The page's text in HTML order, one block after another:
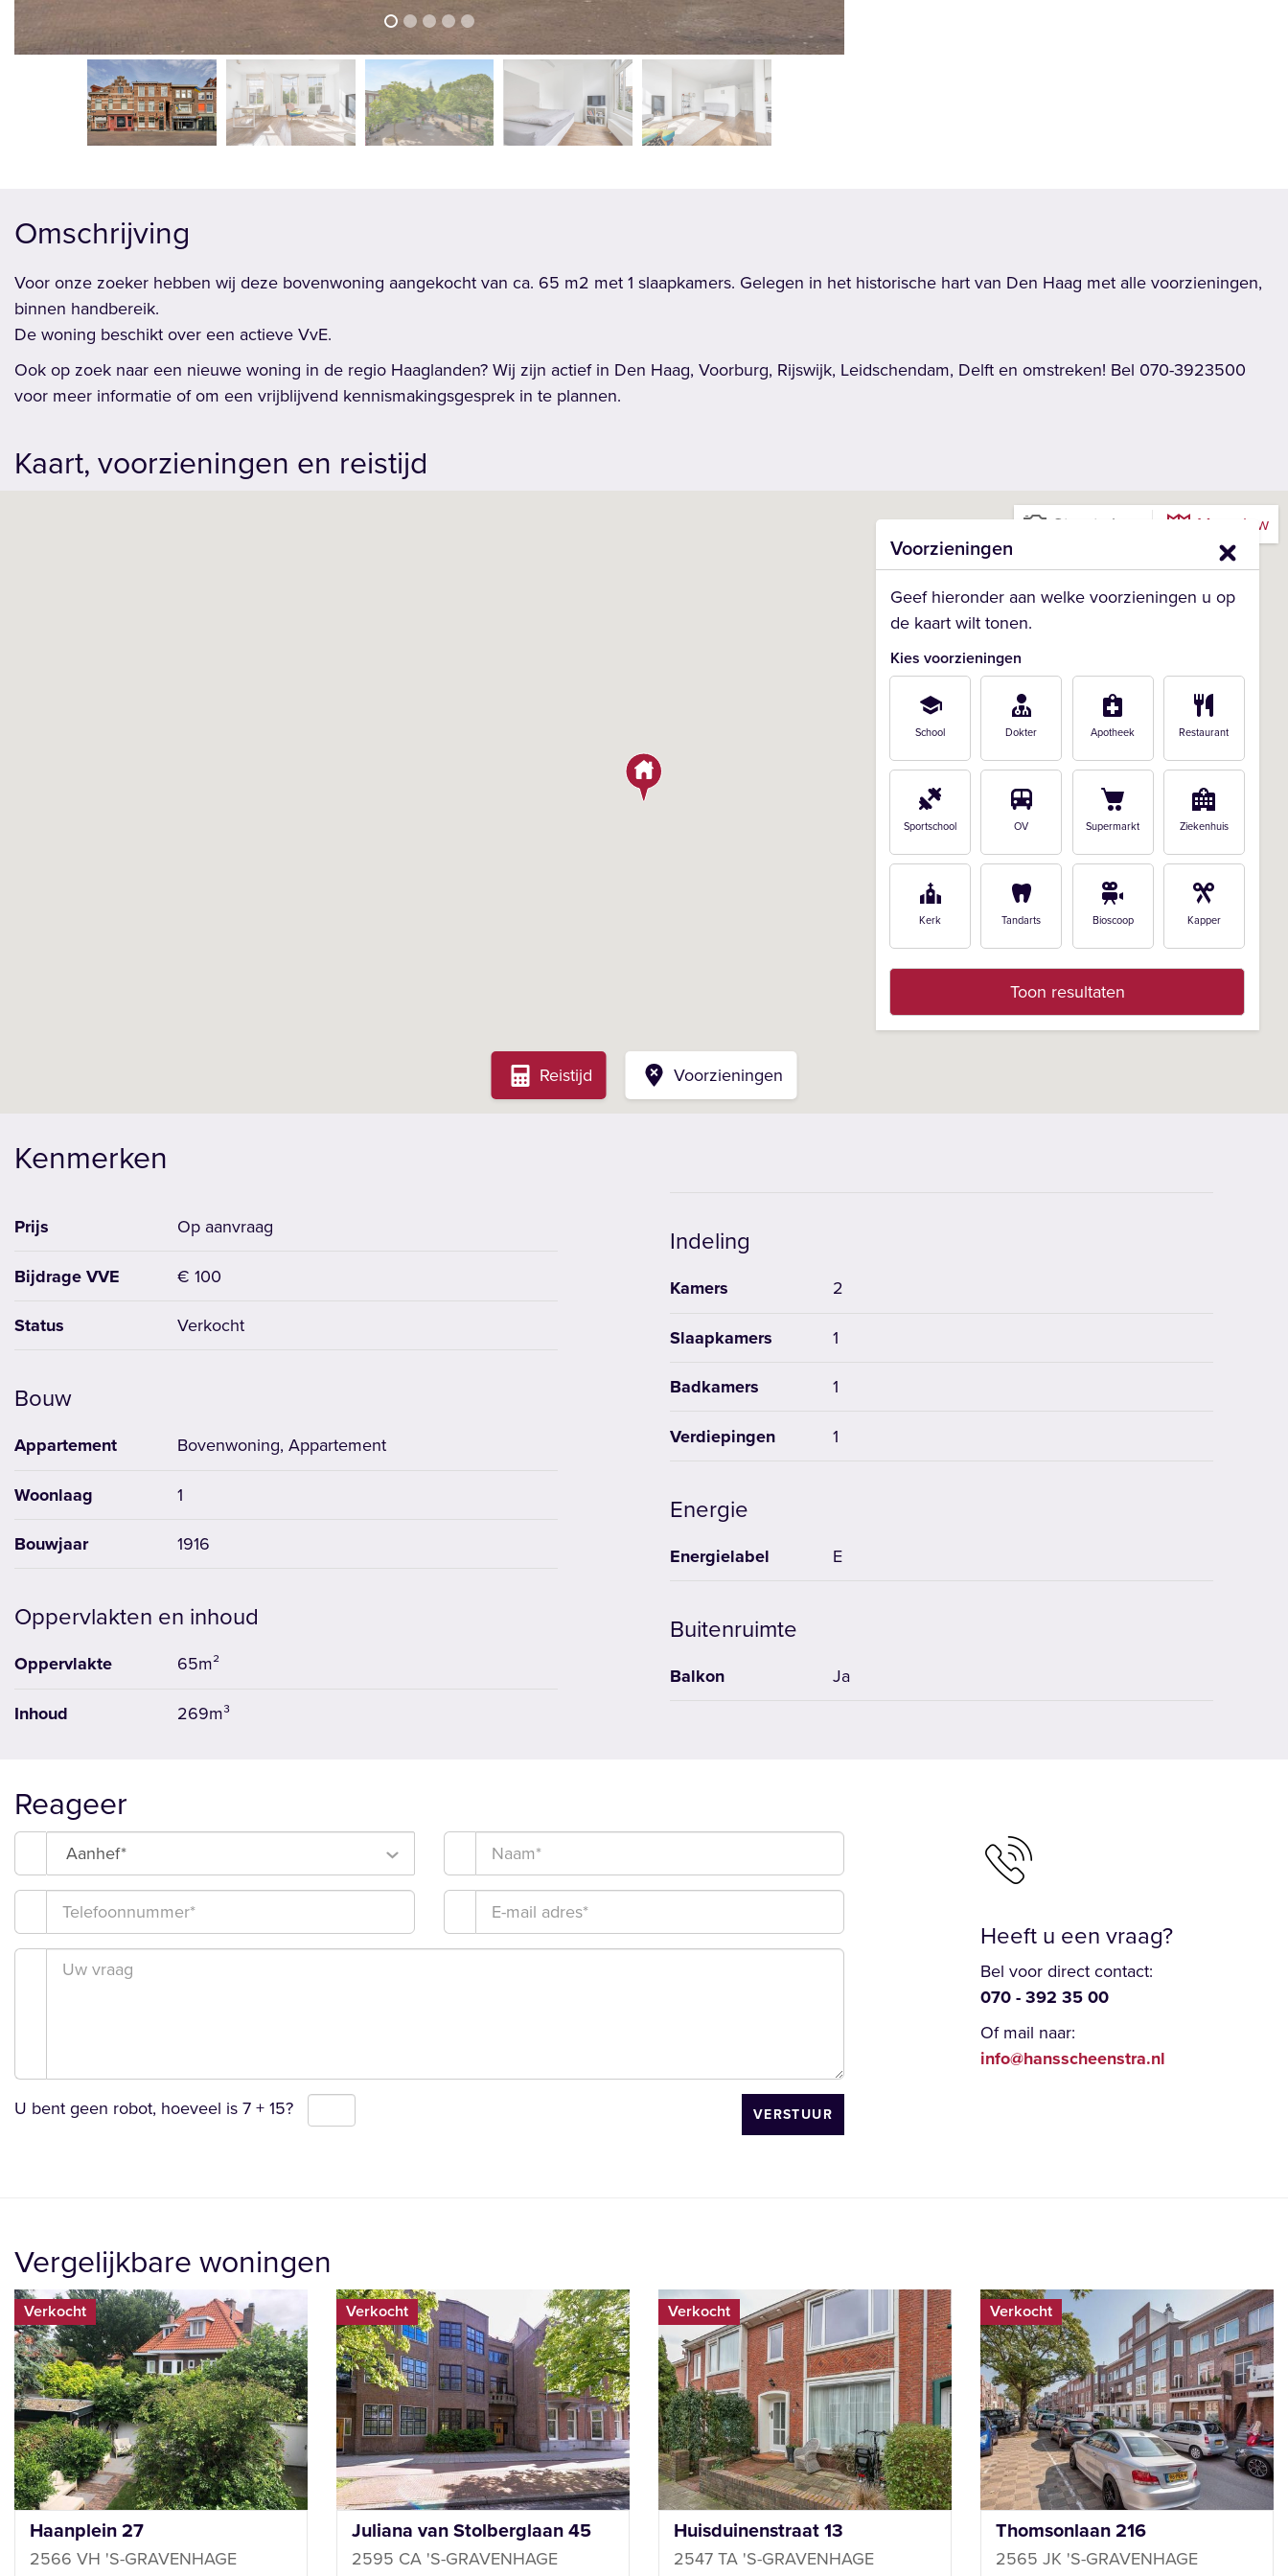
vorige
Omschrijving
Voor onze zoeker hebben wij deze bovenwoning aangekocht van ca. 65 m2 met 1 slaapkamers. Gelegen in het historische hart van Den Haag met alle voorzieningen,
binnen handbereik.
De woning beschikt over een actieve VvE.
Ook op zoek naar een nieuwe woning in de regio Haaglanden? Wij zijn actief in Den Haag, Voorburg, Rijswijk, Leidschendam, Delft en omstreken! Bel 070-3923500
voor meer informatie of om een vrijblijvend kennismakingsgesprek in te plannen.
Kaart, voorzieningen en reistijd
Street view Map view
Reistijd Voorzieningen
Voorzieningen
Geef hieronder aan welke voorzieningen u op
de kaart wilt tonen.
Kies voorzieningen
School Dokter Apotheek Restaurant
Sportschool OV Supermarkt Ziekenhuis
Kerk Tandarts Bioscoop Kapper
Toon resultaten
Kenmerken
Prijs Op aanvraag
Bijdrage VVE € 100
Status Verkocht
Bouw
Appartement Bovenwoning, Appartement
Woonlaag 1
Bouwjaar 1916
Oppervlakten en inhoud
Oppervlakte 65m²
Inhoud 269m³
Indeling
Kamers 2
Slaapkamers 1
Badkamers 1
Verdiepingen 1
Energie
Energielabel E
Buitenruimte
Balkon Ja
Reageer
Aanhef*
U bent geen robot, hoeveel is 7 + 15? VERSTUUR
Heeft u een vraag?
Bel voor direct contact:
070 - 392 35 00
Of mail naar:
info@hansscheenstra.nl
Vergelijkbare woningen
Verkocht
Haanplein 27
2566 VH 'S-GRAVENHAGE
Verkocht
Juliana van Stolberglaan 45
2595 CA 'S-GRAVENHAGE
Verkocht
Huisduinenstraat 13
2547 TA 'S-GRAVENHAGE
Verkocht
Thomsonlaan 216
2565 JK 'S-GRAVENHAGE